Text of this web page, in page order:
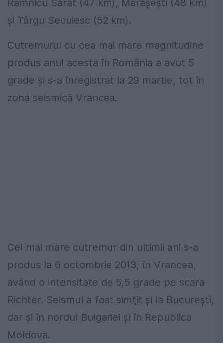
Râmnicu Sărat (47 km), Mărăşeşti (48 km)
şi Târgu Secuiesc (52 km).
Cutremurul cu cea mai mare magnitudine
produs anul acesta în România a avut 5
grade şi s-a înregistrat la 29 martie, tot în
zona seismică Vrancea.
Cel mai mare cutremur din ultimii ani s-a
produs la 6 octombrie 2013, în Vrancea,
având o intensitate de 5,5 grade pe scara
Richter. Seismul a fost simţit şi la Bucureşti,
dar şi în nordul Bulgariei şi în Republica
Moldova.